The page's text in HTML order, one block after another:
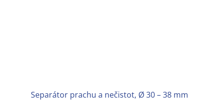
Separátor prachu a nečistot, Ø 30 – 38 mm